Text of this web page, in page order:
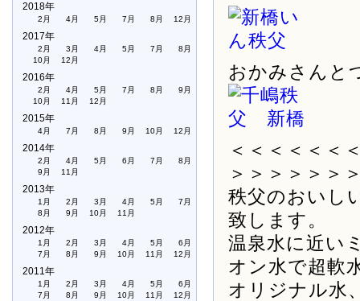
2018年
2月 4月 5月 7月 8月 12月
2017年
2月 3月 4月 5月 7月
8月
10月
12月
2016年
2月 4月 5月 7月 8月
9月
10月
11月 12月
2015年
4月 7月 8月 9月 10月 12月
2014年
2月 4月 5月 6月 7月
8月
9月
11月
2013年
1月 2月 3月 4月 5月
7月
8月
9月 10月 11月
2012年
1月 2月 3月 4月 5月
6月
7月
8月 9月 10月 11月 12月
2011年
1月 2月 3月 4月 5月
6月
7月
8月 9月 10月 11月 12月
おかみさんと
＜＜＜＜＜
＞＞＞＞＞＞
秩父のおいし
致します。
温泉水に近い
オン水で超軟
オリジナル水